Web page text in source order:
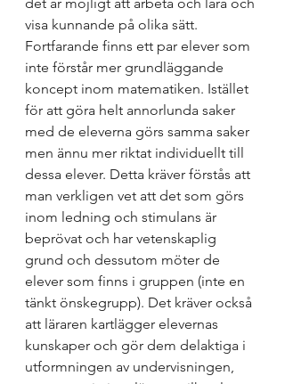
visa kunnande på olika sätt.
Fortfarande finns ett par elever som
inte förstår mer grundläggande
koncept inom matematiken. Istället
för att göra helt annorlunda saker
med de eleverna görs samma saker
men ännu mer riktat individuellt till
dessa elever. Detta kräver förstås att
man verkligen vet att det som görs
inom ledning och stimulans är
beprövat och har vetenskaplig
grund och dessutom möter de
elever som finns i gruppen (inte en
tänkt önskegrupp). Det kräver också
att läraren kartlägger elevernas
kunskaper och gör dem delaktiga i
utformningen av undervisningen,